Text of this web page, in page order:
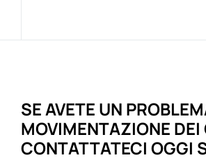
SE AVETE UN
MOVIMENTAZIONE
CONTATTATECI OGGI